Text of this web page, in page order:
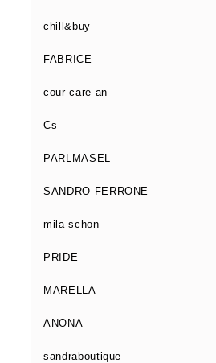
chill&buy
FABRICE
cour care an
Cs
PARLMASEL
SANDRO FERRONE
mila schon
PRIDE
MARELLA
ANONA
sandraboutique